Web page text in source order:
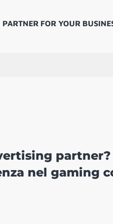
PARTNER FOR YOUR
partner?
nel gaming